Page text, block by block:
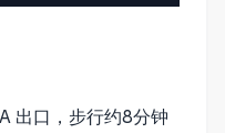
出口，步行约8分钟